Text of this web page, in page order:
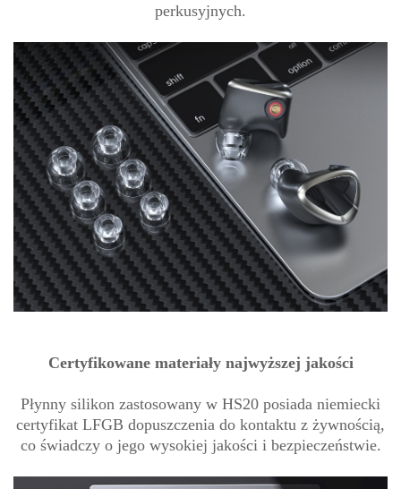
perkusyjnych.
Certyfikowane materiały najwyższej jakości
Płynny silikon zastosowany w HS20 posiada niemiecki
certyfikat LFGB dopuszczenia do kontaktu z żywnością,
co świadczy o jego wysokiej jakości i bezpieczeństwie.